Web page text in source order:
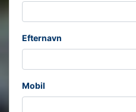
Efternavn
Mobil